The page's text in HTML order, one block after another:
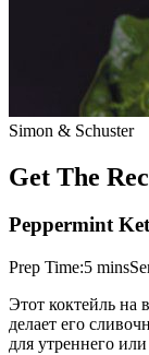
Simon & Schuster
Get The
Peppermint
Prep Time:5
Этот коктейль на
делает его
для утреннего